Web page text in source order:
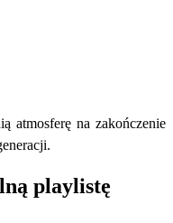
atmosferę na zakończenie
playlistę